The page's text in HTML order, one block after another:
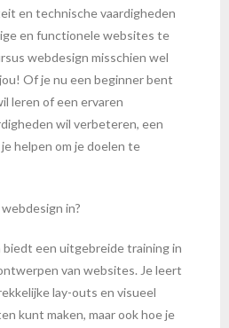
en technische vaardigheden
en functionele websites te
webdesign misschien wel
Of je nu een beginner bent
leren of een ervaren
wil verbeteren, een
helpen om je doelen te
in?
biedt een uitgebreide training in
van websites. Je leert
lay-outs en visueel
kunt maken, maar ook hoe je